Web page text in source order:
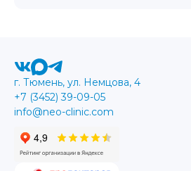
г. Тюмень, ул. Немцова, 4
+7 (3452) 39-09-05
info@neo-clinic.com